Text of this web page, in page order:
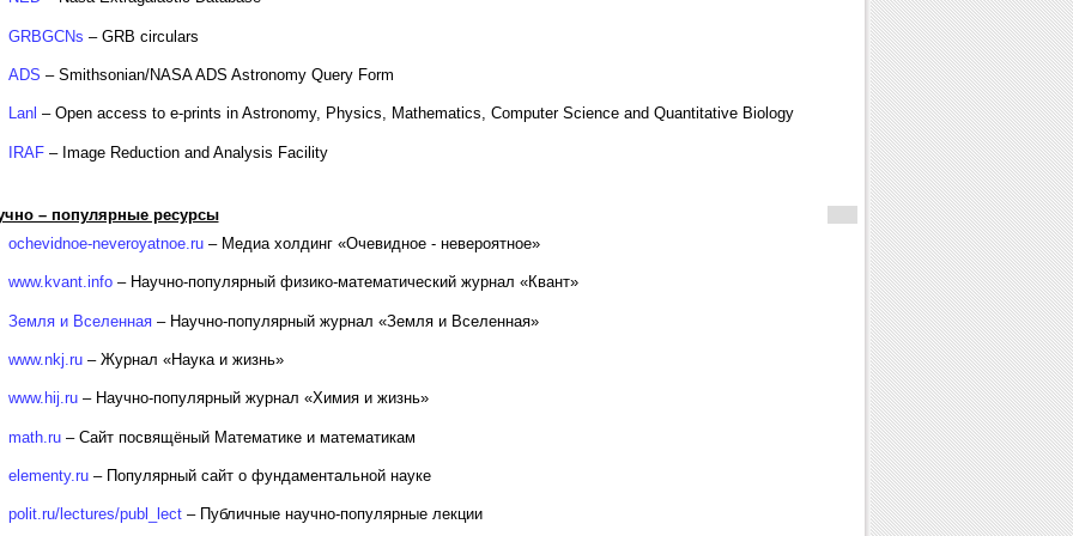
GRBGCNs – GRB circulars
ADS – Smithsonian/NASA ADS Astronomy Query Form
Lanl – Open access to e-prints in Astronomy, Physics, Mathematics, Computer Science and Quantitative Biology
IRAF– Image Reduction and Analysis Facility
– популярные ресурсы
ochevidnoe-neveroyatnoe.ru– Медиа холдинг «Очевидное - невероятное»
www.kvant.info– Научно-популярный физико-математический журнал «Квант»
Земля и Вселенная– Научно-популярный журнал «Земля и Вселенная»
www.nkj.ru– Журнал «Наука и жизнь»
www.hij.ru– Научно-популярный журнал «Химия и жизнь»
math.ru– Сайт посвящёный Математике и математикам
elementy.ru– Популярный сайт о фундаментальной науке
polit.ru/lectures/publ_lect– Публичные научно-популярные лекции